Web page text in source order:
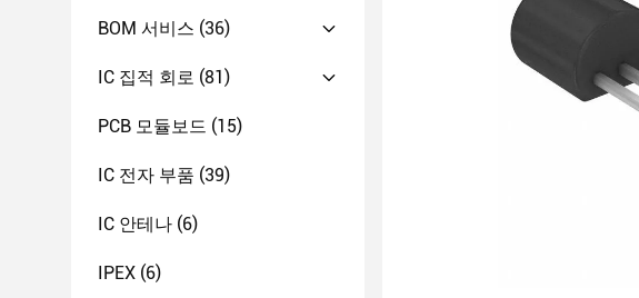
BOM 서비스 (36)
IC 집적 회로 (81)
PCB 모듈보드 (15)
IC 전자 부품 (39)
IC 안테나 (6)
IPEX (6)